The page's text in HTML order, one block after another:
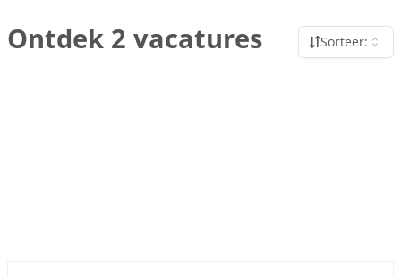
Ontdek 2 vacatures Sorteer: